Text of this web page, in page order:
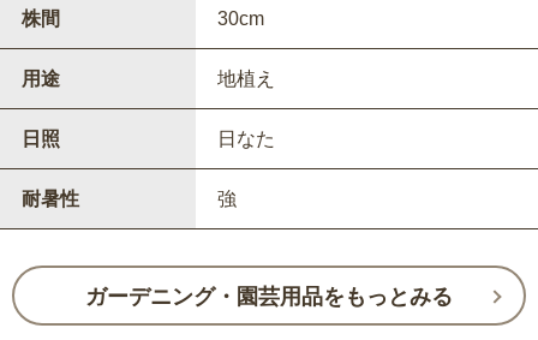
株間 30cm
用途 地植え
日照 日なた
耐暑性 強
ガーデニング・園芸用品をもっとみる